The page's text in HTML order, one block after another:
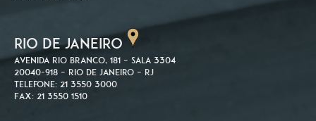
RIO DE JANEIRO
Avenida Rio Branco, 181 – Sala 3304
20040-918 – Rio de Janeiro – RJ
Telefone: 21 3550 3000
Fax: 21 3550 1510